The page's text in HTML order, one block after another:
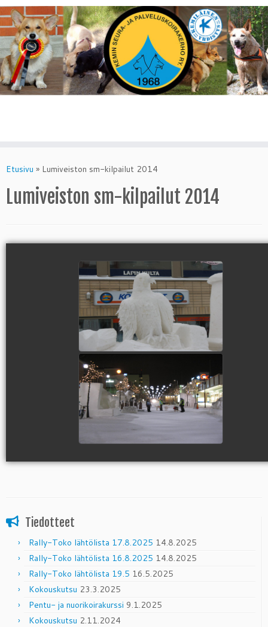
toEtusivu » Lumiveiston sm-kilpailut 2014
Lumiveiston sm-kilpailut 2014
view picture
view picture
Tiedotteet
Rally-Toko lähtölista 17.8.2025 14.8.2025
Rally-Toko lähtölista 16.8.2025 14.8.2025
Rally-Toko lähtölista 19.5 16.5.2025
Kokouskutsu 23.3.2025
Pentu- ja nuorikoirakurssi 9.1.2025
Kokouskutsu 2.11.2024